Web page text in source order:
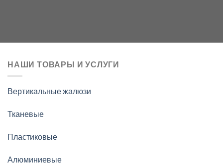
НАШИ ТОВАРЫ И УСЛУГИ
Вертикальные жалюзи
Тканевые
Пластиковые
Алюминиевые